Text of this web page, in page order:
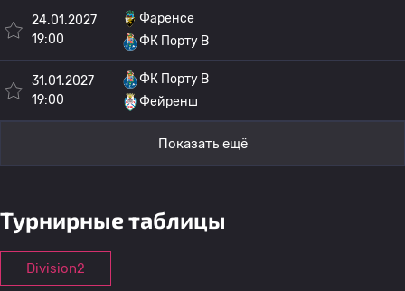
24.01.2027
19:00
Фаренсе
ФК Порту B
31.01.2027
19:00
ФК Порту B
Фейренш
Показать ещё
Турнирные таблицы
Division2